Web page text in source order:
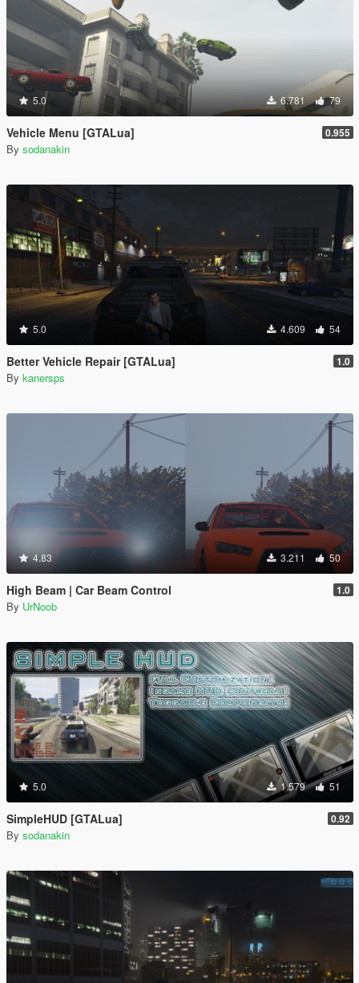
5.0 6.781 79
Vehicle Menu [GTALua] 0.955
By sodanakin
5.0 4.609 54
Better Vehicle Repair [GTALua] 1.0
By kanersps
4.83 3.211 50
High Beam | Car Beam Control 1.0
By UrNoob
5.0 1.579 51
SimpleHUD [GTALua] 0.92
By sodanakin